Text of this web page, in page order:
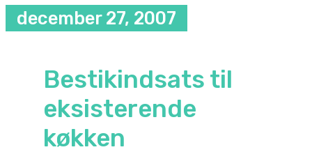
december 27, 2007
Bestikindsats til
eksisterende
køkken